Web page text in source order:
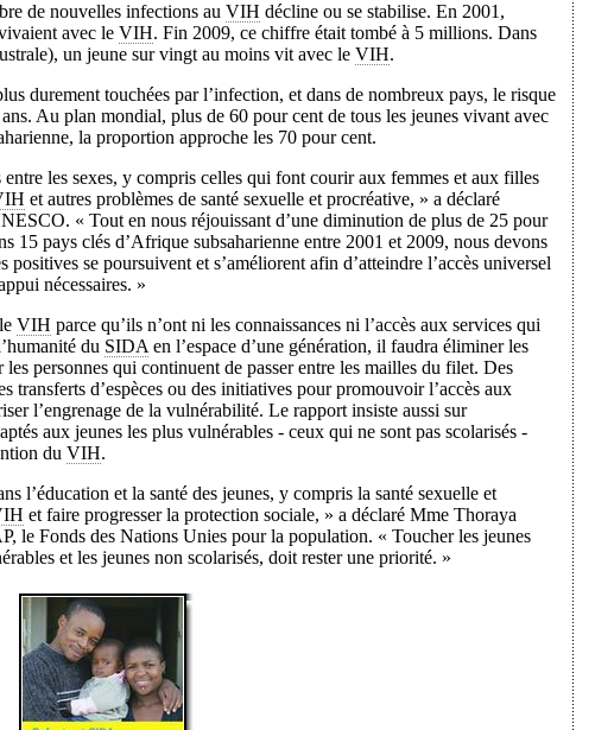
de nouvelles infections au VIH décline ou se stabilise. En 2001,
avec le VIH. Fin 2009, ce chiffre était tombé à 5 millions. Dans
un jeune sur vingt au moins vit avec le VIH.
durement touchées par l’infection, et dans de nombreux pays, le risque
Au plan mondial, plus de 60 pour cent de tous les jeunes vivant avec
la proportion approche les 70 pour cent.
les sexes, y compris celles qui font courir aux femmes et aux filles
et autres problèmes de santé sexuelle et procréative, » a déclaré
« Tout en nous réjouissant d’une diminution de plus de 25 pour
15 pays clés d’Afrique subsaharienne entre 2001 et 2009, nous devons
se poursuivent et s’améliorent afin d’atteindre l’accès universel
nécessaires. »
VIH parce qu’ils n’ont ni les connaissances ni l’accès aux services qui
du SIDA en l’espace d’une génération, il faudra éliminer les
personnes qui continuent de passer entre les mailles du filet. Des
transferts d’espèces ou des initiatives pour promouvoir l’accès aux
l’engrenage de la vulnérabilité. Le rapport insiste aussi sur
aux jeunes les plus vulnérables - ceux qui ne sont pas scolarisés -
du VIH.
l’éducation et la santé des jeunes, y compris la santé sexuelle et
et faire progresser la protection sociale, » a déclaré Mme Thoraya
le Fonds des Nations Unies pour la population. « Toucher les jeunes
et les jeunes non scolarisés, doit rester une priorité. »